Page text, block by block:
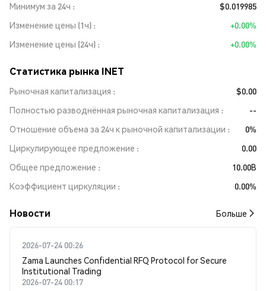
Минимум за 24ч
$0.019985
Изменение цены (1ч)
+0.00%
Изменение цены (24ч)
+0.00%
Статистика рынка INET
Рыночная капитализация
$0.00
Полностью разводнённая рыночная капитализация
--
Отношение объема за 24ч к рыночной капитализации
0%
Циркулирующее предложение
0.00
Общее предложение
10.00B
Коэффициент циркуляции
0.00%
Новости Больше
2026-07-24 00:26
Zama Launches Confidential RFQ Protocol for Secure
Institutional Trading
2026-07-24 00:17